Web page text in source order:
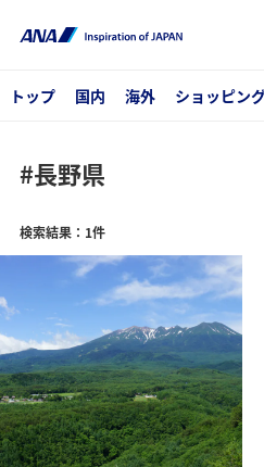
トップ 国内 海外 ショッピン
#長野県
検索結果：1件